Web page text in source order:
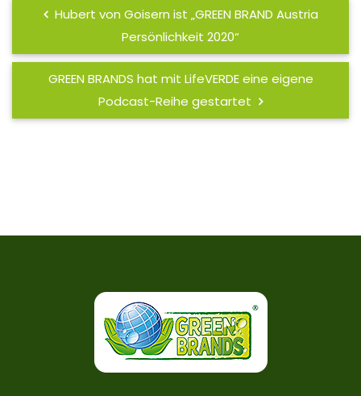
Hubert von Goisern ist „GREEN BRAND Austria
Persönlichkeit 2020“
GREEN BRANDS hat mit LifeVERDE eine eigene
Podcast-Reihe gestartet